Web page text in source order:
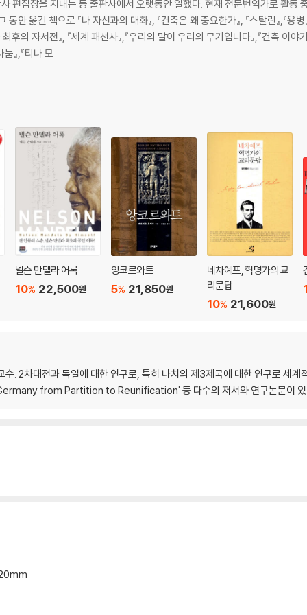
편집장을 지내는 등 출판사에서 오랫동안 일했다. 현재 전문번역가로 활동
자신과의 대화』, 『건축은 왜 중요한가』, 『스탈린』,『용병』, 『세상에서 가장 놀라운 생물들』, 『내 영
의 자서전』, 『세계 패션사』,『우리의 말이 우리의 무기입니다』,『건축 이야
』,『티나 모
넬슨 만델라 어록
22,500원
10%
앙코르와트
21,850원
5%
네차예프, 혁명가의 교
리문답
21,600원
10%
. 2차대전과 독일에 대한 연구로, 특히 나치의 제3제국에 대한 연구로 세
from Partition to Reunification' 등 다수의 저서와 연구논문이 있